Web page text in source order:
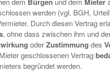
werden (vgl. BGH,
Durch diesen Vertrag
, ohne dass zwischen ihm und
oderZustimmung des
geschlossenen Vertrag
begründet werden.